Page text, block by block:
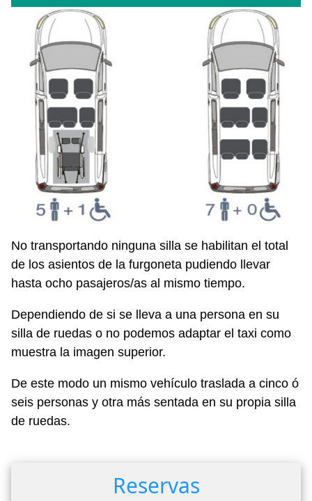
No transportando ninguna silla se habilitan el total
de los asientos de la furgoneta pudiendo llevar
hasta ocho pasajeros/as al mismo tiempo.
Dependiendo de si se lleva a una persona en su
silla de ruedas o no podemos adaptar el taxi como
muestra la imagen superior.
De este modo un mismo vehículo traslada a cinco ó
seis personas y otra más sentada en su propia silla
de ruedas.
Reservas